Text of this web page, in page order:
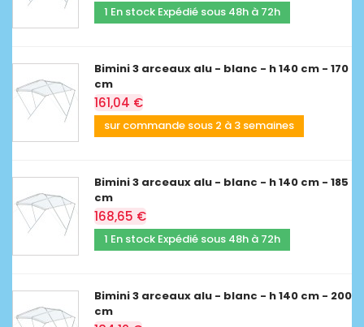
1 En stock Expédié sous 48h à 72h
Bimini 3 arceaux alu - blanc - h 140 cm - 170
cm
161,04 €
sur commande sous 2 à 3 semaines
Bimini 3 arceaux alu - blanc - h 140 cm - 185
cm
168,65 €
1 En stock Expédié sous 48h à 72h
Bimini 3 arceaux alu - blanc - h 140 cm - 200
cm